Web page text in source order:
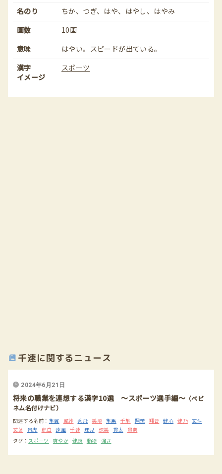
名のり
ちか、つぎ、はや、はやし、はやみ
画数
10画
意味
はやい。スピードが出ている。
漢字
イメージ
スポーツ
千速に関するニュース
2024年6月21日
将来の職業を連想する漢字10選 ～スポーツ選手編～ （ベビ
ネム名付けナビ）
関連する名前： 隼翼 翼紗 秀飛 美飛 隼馬 千隼 翔琉 翔音 健心 健乃
丈斗
丈葉
景虎 虎白 速風 千速 球児 球美 貫太
貫奈
タグ： スポーツ 爽やか 健康 動物 強さ